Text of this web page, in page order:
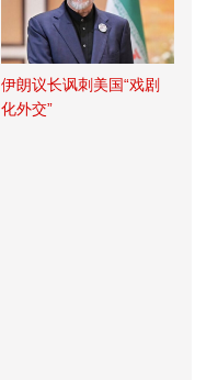
伊朗议长讽刺美国“戏剧
化外交”